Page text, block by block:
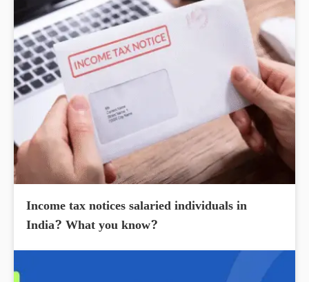
Income tax notices salaried individuals in
India? What you know?